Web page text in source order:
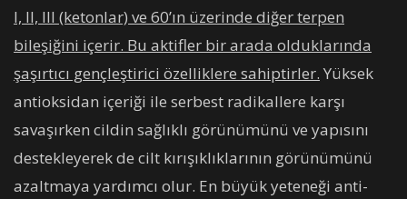
I, II, III (ketonlar) ve 60’ın üzerinde diğer terpen
bileşiğini içerir. Bu aktifler bir arada olduklarında
şaşırtıcı gençleştirici özelliklere sahiptirler. Yüksek
antioksidan içeriği ile serbest radikallere karşı
savaşırken cildin sağlıklı görünümünü ve yapısını
destekleyerek de cilt kırışıklıklarının görünümünü
azaltmaya yardımcı olur. En büyük yeteneği anti-